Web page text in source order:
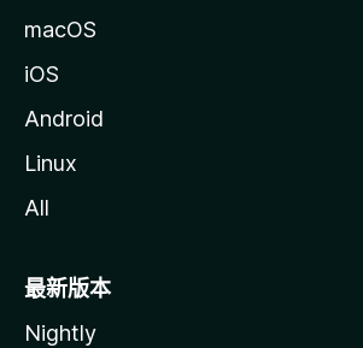
macOS
iOS
Android
Linux
All
最新版本
Nightly